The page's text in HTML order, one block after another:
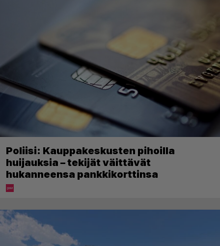
Poliisi: Kauppakeskusten pihoilla
huijauksia – tekijät väittävät
hukanneensa pankkikorttinsa